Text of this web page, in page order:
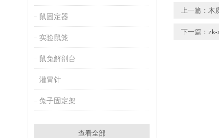
鼠固定器
实验鼠笼
鼠兔解剖台
灌胃针
兔子固定架
查看全部
上一篇： 木
下一篇： zk-